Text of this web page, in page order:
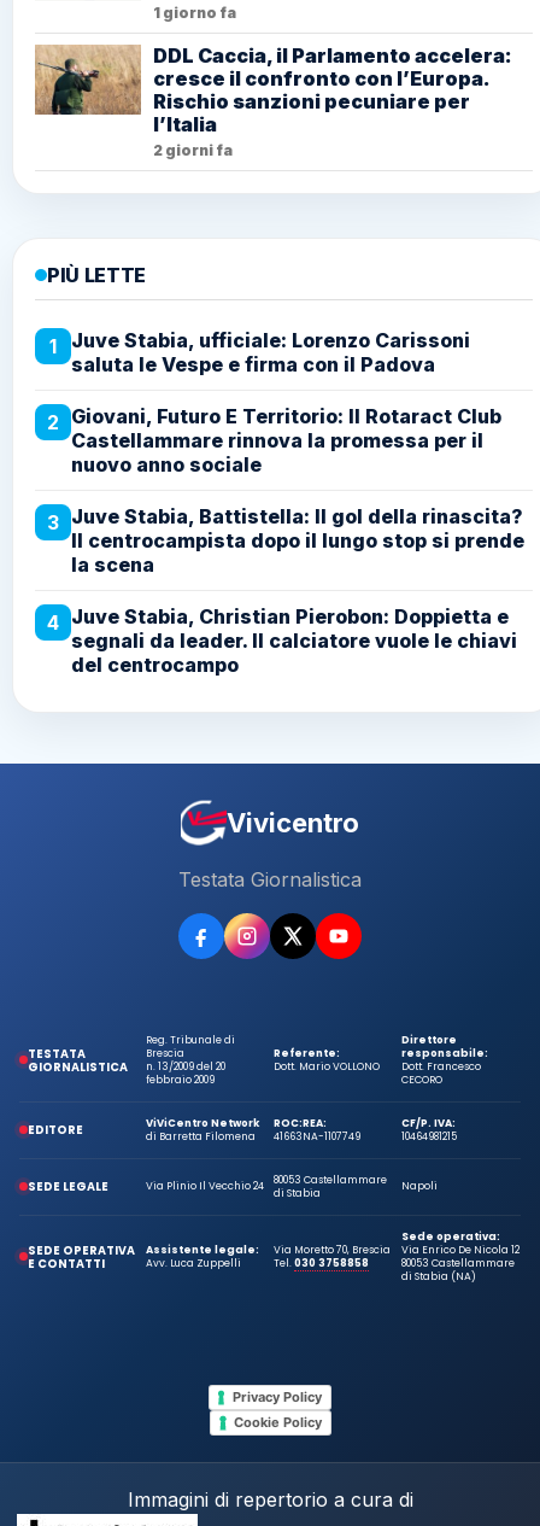
1 giorno fa
DDL Caccia, il Parlamento accelera:
cresce il confronto con l’Europa.
Rischio sanzioni pecuniare per
l’Italia
2 giorni fa
PIÙ LETTE
1
Juve Stabia, ufficiale: Lorenzo Carissoni
saluta le Vespe e firma con il Padova
2 Giovani, Futuro E Territorio: Il Rotaract Club
Castellammare rinnova la promessa per il
nuovo anno sociale
3 Juve Stabia, Battistella: Il gol della rinascita?
Il centrocampista dopo il lungo stop si prende
la scena
4 Juve Stabia, Christian Pierobon: Doppietta e
segnali da leader. Il calciatore vuole le chiavi
del centrocampo
Vivicentro
Testata Giornalistica
TESTATA
GIORNALISTICA
Reg. Tribunale di
Brescia
n. 13/2009 del 20
febbraio 2009
Referente:
Dott. Mario VOLLONO
Direttore
responsabile:
Dott. Francesco
CECORO
EDITORE
ViViCentro Network
di Barretta Filomena
ROC:
41663
REA:
NA-1107749
CF/P. IVA:
10464981215
SEDE LEGALE Via Plinio Il Vecchio 24
80053 Castellammare
di Stabia
Napoli
SEDE OPERATIVA
E CONTATTI
Assistente legale:
Avv. Luca Zuppelli
Via Moretto 70, Brescia
Tel.030 3758858
Sede operativa:
Via Enrico De Nicola 12
80053 Castellammare
di Stabia (NA)
Privacy Policy
Cookie Policy
Immagini di repertorio a cura di